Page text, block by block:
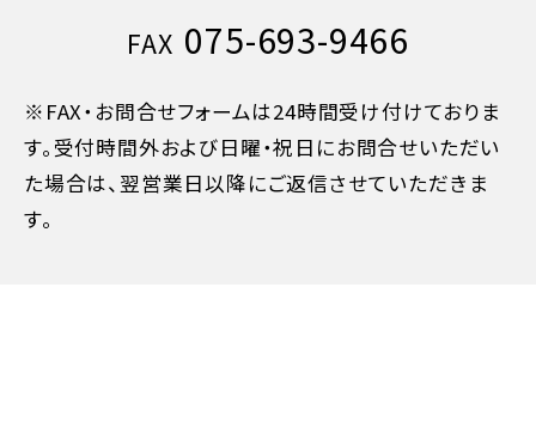
旅行開始日の前日 40%
旅行開始日の当日 50%
FAX 075-693-9466
※FAX・お問合せフォームは24時間受け付けておりま
す。受付時間外および日曜・祝日にお問合せいただい
た場合は、翌営業日以降にご返信させていただきま
す。